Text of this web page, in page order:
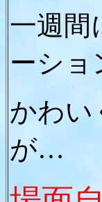
一週間
ーショ
かわい
が…